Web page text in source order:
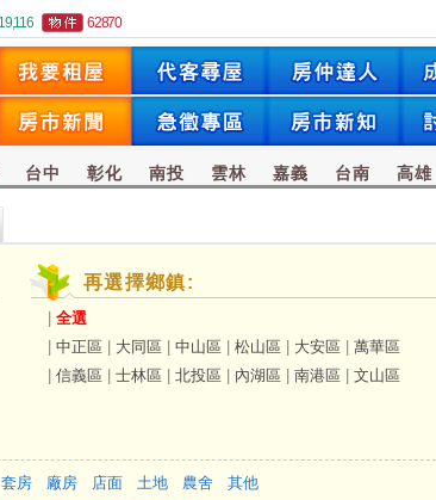
19,116 62870
台中 彰化 南投 雲林 嘉義 台南 高雄
再選擇鄉鎮:
全選
中正區 大同區 中山區 松山區 大安區
萬華區
信義區 士林區 北投區 內湖區 南港區 文山區
套房 廠房 店面 土地 農舍
其他